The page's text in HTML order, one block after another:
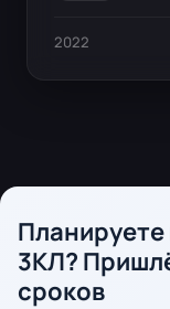
2022
3КЛ?
сроков